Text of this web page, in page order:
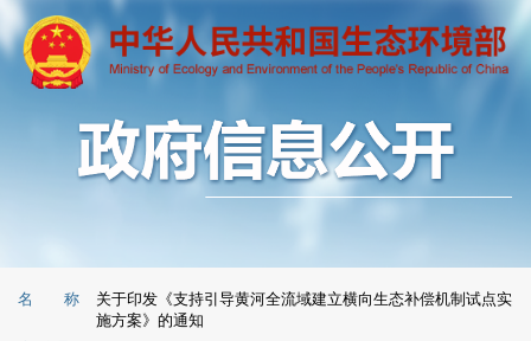
名 称
关于印发《支持引导黄河全流域建立横向生态补偿机制试点实
施方案》的通知